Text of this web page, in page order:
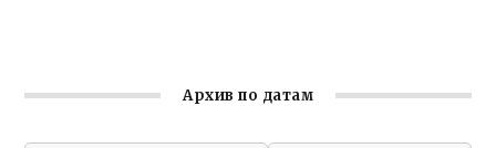
Архив по датам